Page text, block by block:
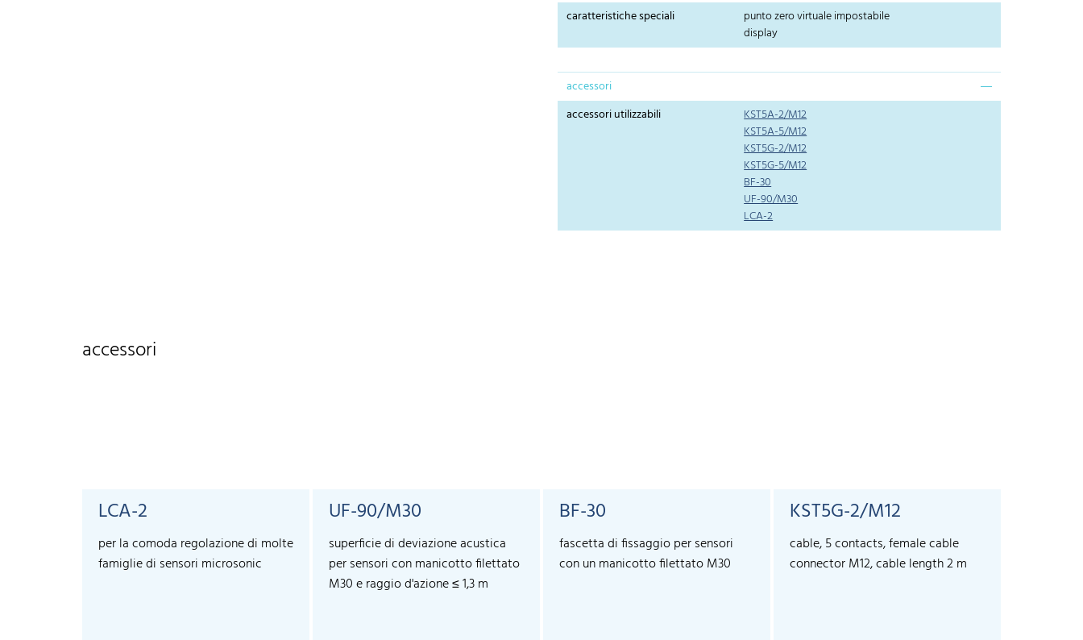
caratteristiche speciali
punto zero virtuale impostabile
display
accessori
accessori utilizzabili
KST5A-2/M12
KST5A-5/M12
KST5G-2/M12
KST5G-5/M12
BF-30
UF-90/M30
LCA-2
accessori
LCA-2
per la comoda regolazione di molte
famiglie di sensori microsonic
UF-90/M30
superficie di deviazione acustica
per sensori con manicotto filettato
M30 e raggio d'azione ≤ 1,3 m
BF-30
fascetta di fissaggio per sensori
con un manicotto filettato M30
KST5G-2/M12
cable, 5 contacts, female cable
connector M12, cable length 2 m